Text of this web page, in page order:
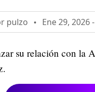
pulzo Ene 29, 2026
su relación con la